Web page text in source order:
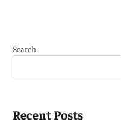
Search
Recent Posts